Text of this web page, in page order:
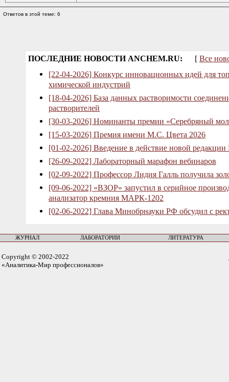
Ответов в этой теме: 6
ПОСЛЕДНИЕ НОВОСТИ ANCHEM.RU: [ Все
[22-04-2026] Конкурс инновационных идей для
химической индустрий
[18-04-2026] База данных растворимости
растворителей
[30-03-2026] Номинанты премии «Серебряный
[15-03-2026] Премия имени М.С. Цвета 2026
[01-02-2026] Введение в действие новой
[26-09-2022] Лабораторный марафон вебинаров
[02-09-2022] Профессор Лидия Галль получила
[09-06-2022] «ВЗОР» запустил в серийное
анализатор кремния МАРК-1202
[02-06-2022] Глава Минобрнауки РФ обсудил с
ЖУРНАЛ ЛАБОРАТОРИИ ЛИТЕРАТУРА
Copyright © 2002-2022
«Аналитика-Мир профессионалов»